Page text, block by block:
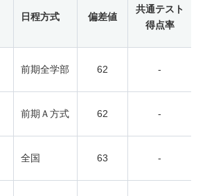
日程方式 偏差値
共通テスト
得点率
前期全学部 62 -
前期Ａ方式 62 -
全国 63 -